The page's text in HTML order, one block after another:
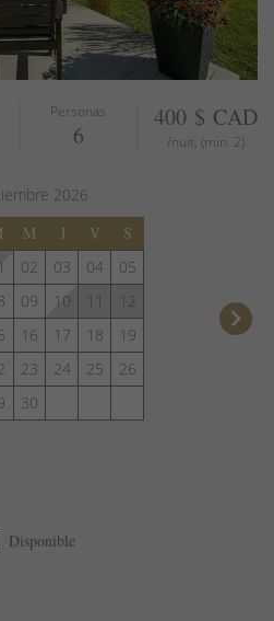
Personas
6
400 $ CAD
/nuit, (min. 2)
2026
M J V
S
02 03 04
05
09 10 11
12
16 17 18
19
23 24 25
26
30
keyboard_arrow_right
Disponible